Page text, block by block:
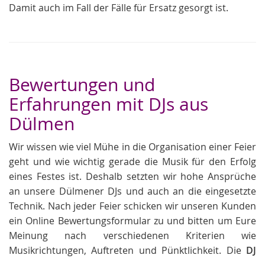
Damit auch im Fall der Fälle für Ersatz gesorgt ist.
Bewertungen und
Erfahrungen mit DJs aus
Dülmen
Wir wissen wie viel Mühe in die Organisation einer Feier
geht und wie wichtig gerade die Musik für den Erfolg
eines Festes ist. Deshalb setzten wir hohe Ansprüche
an unsere Dülmener DJs und auch an die eingesetzte
Technik. Nach jeder Feier schicken wir unseren Kunden
ein Online Bewertungsformular zu und bitten um Eure
Meinung nach verschiedenen Kriterien wie
Musikrichtungen, Auftreten und Pünktlichkeit. Die DJ